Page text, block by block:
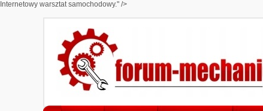
Internetowy warsztat samochodowy." />